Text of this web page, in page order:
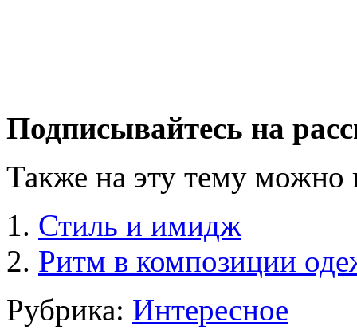
Подписывайтесь на
Также на эту тему можно
Стиль и имидж
Ритм в композиции
Рубрика: Интересное